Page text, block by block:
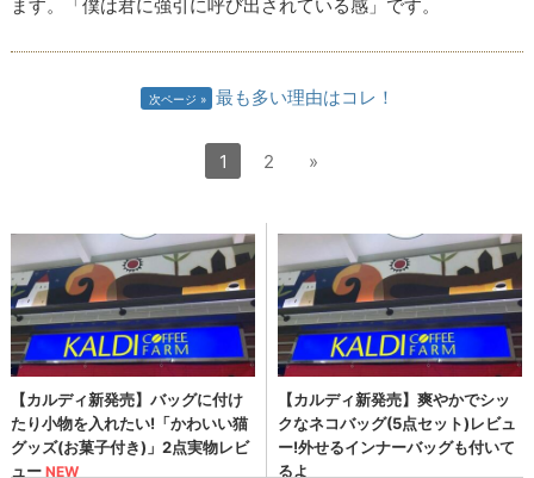
ます。「僕は君に強引に呼び出されている感」です。
次ページ 最も多い理由はコレ！
1 2 »